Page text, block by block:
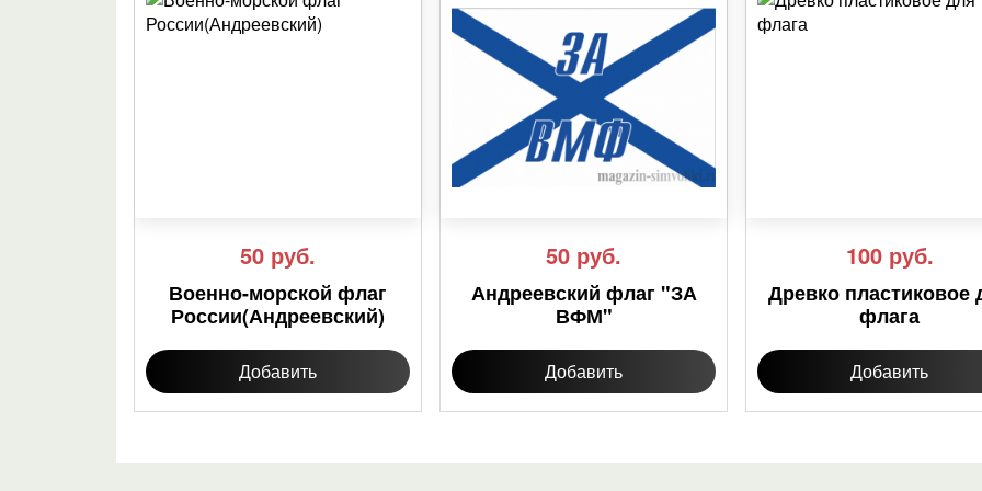
50 руб.
Военно-морской флаг
России(Андреевский)
Добавить
50 руб.
Андреевский флаг "ЗА
ВФМ"
Добавить
100 руб.
Древко пластиковое
флага
Добавить